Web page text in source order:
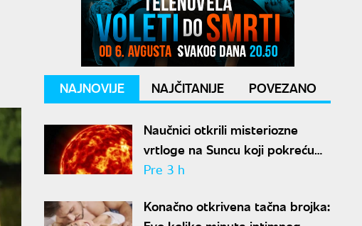
NAJNOVIJE NAJČITANIJE POVEZANO
Naučnici otkrili misteriozne
vrtloge na Suncu koji pokreću
solarne baklje
Pre 3 h
Konačno otkrivena tačna brojka: